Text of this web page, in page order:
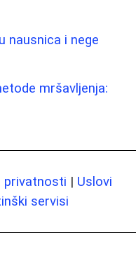
nausnica i nege
mršavljenja:
privatnosti | Uslovi
servisi